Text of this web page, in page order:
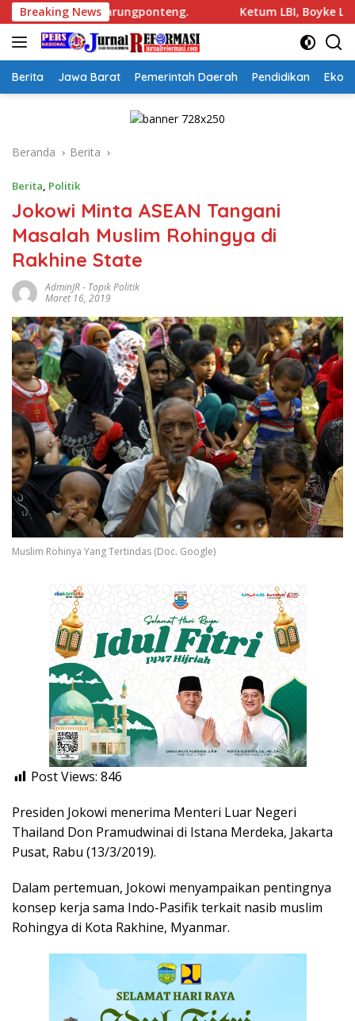
Langsung
ke
konten
Breaking News Ketum LBI, Boyke Luthfiana Syahrir. SH,
Berita Jawa Barat Pemerintah Daerah Pendidikan
Beranda Berita
Berita, Politik
Jokowi Minta ASEAN Tangani
Masalah Muslim Rohingya di
Rakhine State
AdminJR- Topik Politik
Maret 16, 2019
Muslim Rohinya Yang Tertindas (Doc. Google)
Post Views: 846
Presiden Jokowi menerima Menteri Luar Negeri
Thailand Don Pramudwinai di Istana Merdeka, Jakarta
Pusat, Rabu (13/3/2019).
Dalam pertemuan, Jokowi menyampaikan pentingnya
konsep kerja sama Indo-Pasifik terkait nasib muslim
Rohingya di Kota Rakhine, Myanmar.